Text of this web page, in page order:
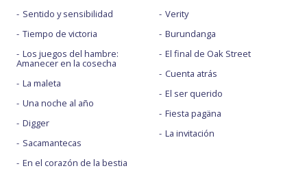
Sentido y sensibilidad
Tiempo de victoria
Los juegos del hambre:
Amanecer en la cosecha
La maleta
Una noche al año
Digger
Sacamantecas
En el corazón de la bestia
Verity
Burundanga
El final de Oak Street
Cuenta atrás
El ser querido
Fiesta pagäna
La invitación